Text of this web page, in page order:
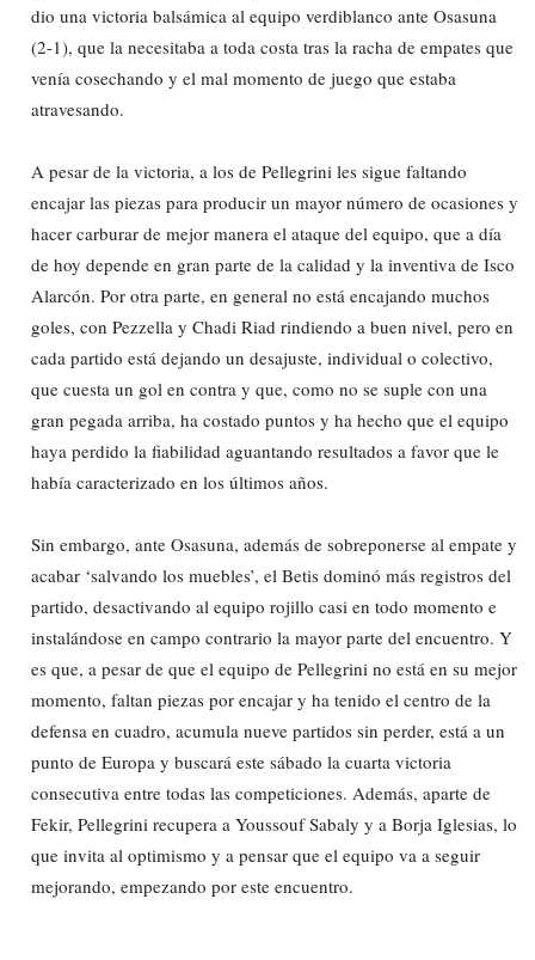
dio una victoria balsámica al equipo verdiblanco ante Osasuna
(2-1), que la necesitaba a toda costa tras la racha de empates que
venía cosechando y el mal momento de juego que estaba
atravesando.
A pesar de la victoria, a los de Pellegrini les sigue faltando
encajar las piezas para producir un mayor número de ocasiones y
hacer carburar de mejor manera el ataque del equipo, que a día
de hoy depende en gran parte de la calidad y la inventiva de Isco
Alarcón. Por otra parte, en general no está encajando muchos
goles, con Pezzella y Chadi Riad rindiendo a buen nivel, pero en
cada partido está dejando un desajuste, individual o colectivo,
que cuesta un gol en contra y que, como no se suple con una
gran pegada arriba, ha costado puntos y ha hecho que el equipo
haya perdido la fiabilidad aguantando resultados a favor que le
había caracterizado en los últimos años.
Sin embargo, ante Osasuna, además de sobreponerse al empate y
acabar ‘salvando los muebles’, el Betis dominó más registros del
partido, desactivando al equipo rojillo casi en todo momento e
instalándose en campo contrario la mayor parte del encuentro. Y
es que, a pesar de que el equipo de Pellegrini no está en su mejor
momento, faltan piezas por encajar y ha tenido el centro de la
defensa en cuadro, acumula nueve partidos sin perder, está a un
punto de Europa y buscará este sábado la cuarta victoria
consecutiva entre todas las competiciones. Además, aparte de
Fekir, Pellegrini recupera a Youssouf Sabaly y a Borja Iglesias, lo
que invita al optimismo y a pensar que el equipo va a seguir
mejorando, empezando por este encuentro.